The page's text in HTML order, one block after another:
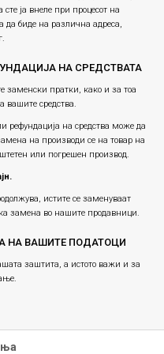
сте ја внеле при процесот на
да биде на различна адреса,
НА СРЕДСТВАТА
заменски пратки, како и за тоа
вашите средства.
рефундацијa на средства може да
на производи се на товар на
или погрешен производ.
истите се заменуваат
замена во нашите продавници.
НА ВАШИТЕ ПОДАТОЦИ
заштита, а истото важи и за